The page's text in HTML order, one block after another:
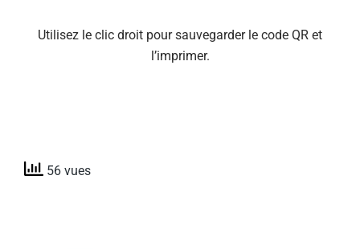
Utilisez le clic droit pour sauvegarder le code QR et
l’imprimer.
56 vues